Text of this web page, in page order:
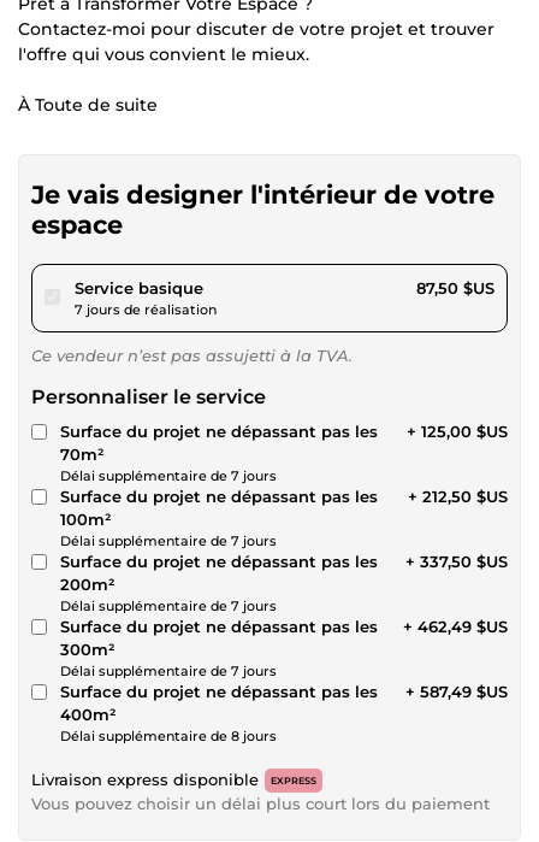
Contactez-moi pour discuter de votre projet et trouver
l'offre qui vous convient le mieux.
À Toute de suite
Je vais designer l'intérieur de votre
espace
Service basiquepour 80,64 $US
7 jours de réalisation
87,50 $US
Ce vendeur n’est pas assujetti à la TVA.
Personnaliser le service
Surface du projet ne dépassant pas les
70m²
Délai supplémentaire de 7 jours
+ 125,00 $US
Surface du projet ne dépassant pas les
100m²
Délai supplémentaire de 7 jours
+ 212,50 $US
Surface du projet ne dépassant pas les
200m²
Délai supplémentaire de 7 jours
+ 337,50 $US
Surface du projet ne dépassant pas les
300m²
Délai supplémentaire de 7 jours
+ 462,49 $US
Surface du projet ne dépassant pas les
400m²
Délai supplémentaire de 8 jours
+ 587,49 $US
Livraison express disponible EXPRESS
Vous pouvez choisir un délai plus court lors du paiement